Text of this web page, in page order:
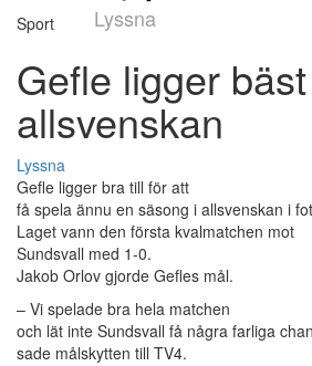
Lyssna
Sport
Gefle ligger
allsvenskan
Lyssna
Gefle ligger bra till för att
få spela ännu en säsong i allsvenskan i
Laget vann den första kvalmatchen mot
Sundsvall med 1-0.
Jakob Orlov gjorde Gefles mål.
– Vi spelade bra hela matchen
och lät inte Sundsvall få några farliga
sade målskytten till TV4.